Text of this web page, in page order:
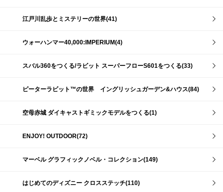
江戸川乱歩とミステリーの世界(41)
ウォーハンマー40,000:IMPERIUM(4)
スバル360をつくる/ラビット スーパーフローS601をつくる(33)
ピーターラビット™の世界 イングリッシュガーデン&ハウス(84)
空母赤城 ダイキャストギミックモデルをつくる(1)
ENJOY! OUTDOOR(72)
マーベル グラフィックノベル・コレクション(149)
はじめてのディズニー クロスステッチ(110)